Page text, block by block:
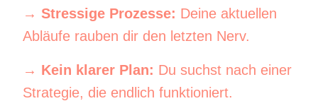
→ Stressige Prozesse: Deine aktuellen
Abläufe rauben dir den letzten Nerv.
→ Kein klarer Plan: Du suchst nach einer
Strategie, die endlich funktioniert.